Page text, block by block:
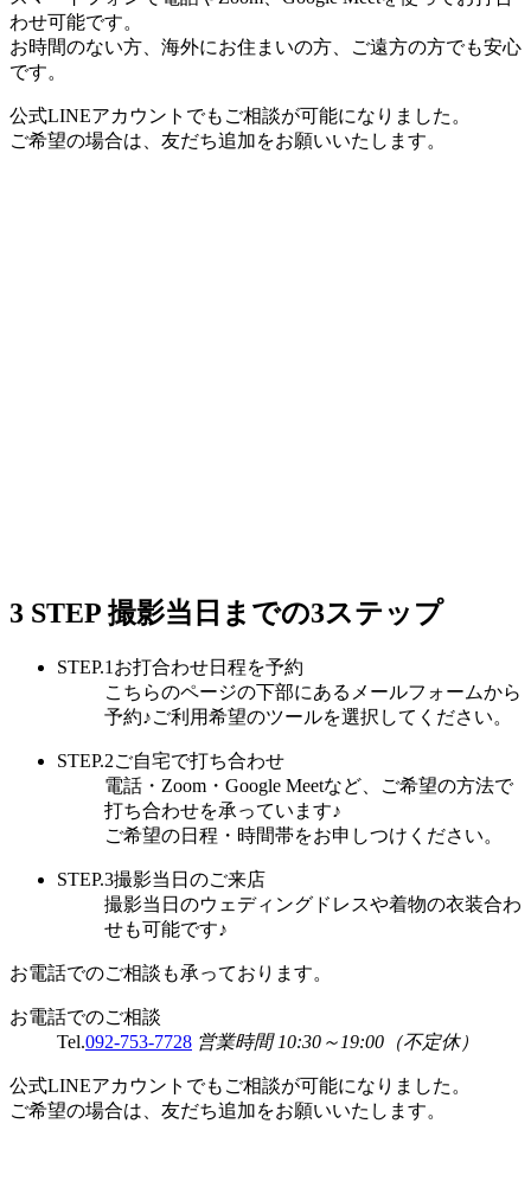
わせ可能です。
お時間のない方、海外にお住まいの方、ご遠方の方でも安心
です。
公式LINEアカウントでもご相談が可能になりました。
ご希望の場合は、友だち追加をお願いいたします。
3 STEP 撮影当日までの3ステップ
STEP.1 お打合わせ日程を予約
こちらのページの下部にあるメールフォームから
予約♪ご利用希望のツールを選択してください。
STEP.2ご自宅で打ち合わせ
電話・Zoom・Google Meetなど、ご希望の方法で
打ち合わせを承っています♪
ご希望の日程・時間帯をお申しつけください。
STEP.3撮影当日のご来店
撮影当日のウェディングドレスや着物の衣装合わ
せも可能です♪
お電話でのご相談も承っております。
お電話でのご相談
Tel.092-753-7728 営業時間 10:30～19:00（不定休）
公式LINEアカウントでもご相談が可能になりました。
ご希望の場合は、友だち追加をお願いいたします。